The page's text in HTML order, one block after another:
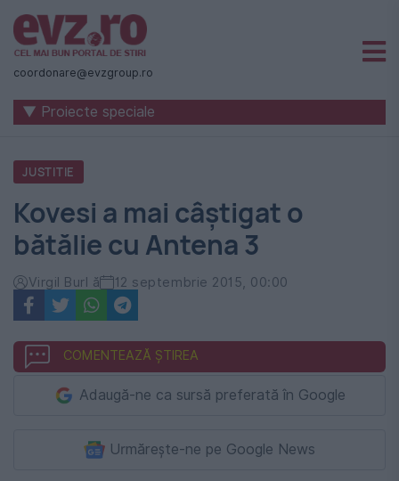
Știri
naționale
internaționale
România
-
Evenimentul
Zilei
coordonare@evzgroup.ro
▼ Proiecte speciale
JUSTITIE
Kovesi a mai câștigat o
bătălie cu Antena 3
Virgil Burl ă 12 septembrie 2015, 00:00
COMENTEAZĂ ȘTIREA
Adaugă-ne ca sursă preferată în Google
Urmărește-ne pe Google News